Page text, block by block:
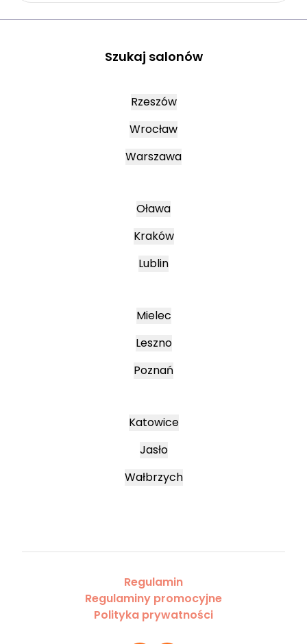
Szukaj salonów
Rzeszów
Wrocław
Warszawa
Oława
Kraków
Lublin
Mielec
Leszno
Poznań
Katowice
Jasło
Wałbrzych
Regulamin
Regulaminy promocyjne
Polityka prywatności